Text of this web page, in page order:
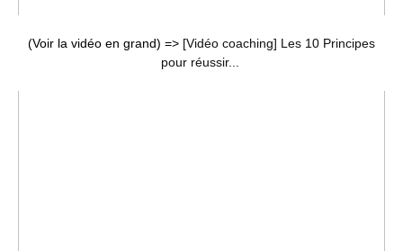
(Voir la vidéo en grand) => [Vidéo coaching] Les 10 Principes
pour réussir...